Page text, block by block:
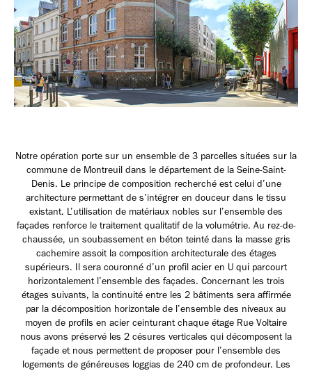
Notre opération porte sur un ensemble de 3 parcelles situées sur la
commune de Montreuil dans le département de la Seine-Saint-
Denis. Le principe de composition recherché est celui d’une
architecture permettant de s’intégrer en douceur dans le tissu
existant. L’utilisation de matériaux nobles sur l’ensemble des
façades renforce le traitement qualitatif de la volumétrie. Au rez-de-
chaussée, un soubassement en béton teinté dans la masse gris
cachemire assoit la composition architecturale des étages
supérieurs. Il sera couronné d’un profil acier en U qui parcourt
horizontalement l’ensemble des façades. Concernant les trois
étages suivants, la continuité entre les 2 bâtiments sera affirmée
par la décomposition horizontale de l’ensemble des niveaux au
moyen de profils en acier ceinturant chaque étage Rue Voltaire
nous avons préservé les 2 césures verticales qui décomposent la
façade et nous permettent de proposer pour l’ensemble des
logements de généreuses loggias de 240 cm de profondeur. Les